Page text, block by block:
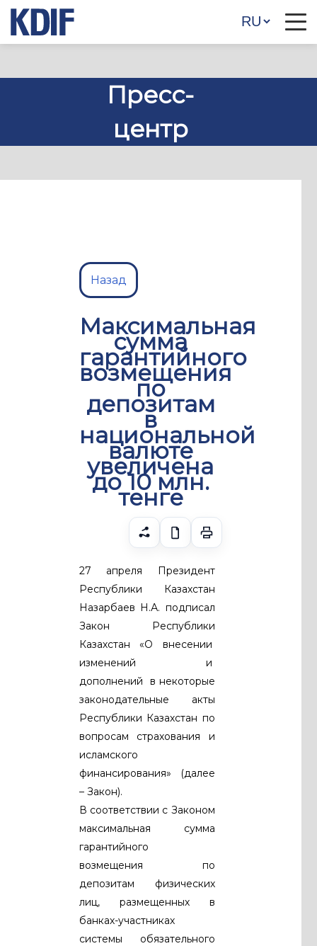
Пресс-
центр
Назад
Максимальная
сумма
гарантийного
возмещения
по
депозитам
в
национальной
валюте
увеличена
до 10 млн.
тенге
27 апреля Президент
Республики Казахстан
Назарбаев Н.А. подписал
Закон Республики
Казахстан «О внесении
изменений и
дополнений в некоторые
законодательные акты
Республики Казахстан по
вопросам страхования и
исламского
финансирования» (далее
– Закон).
В соответствии с Законом
максимальная сумма
гарантийного
возмещения по
депозитам физических
лиц, размещенных в
банках-участниках
системы обязательного